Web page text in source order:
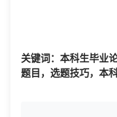
关键词：本科生毕业
题目，选题技巧，本